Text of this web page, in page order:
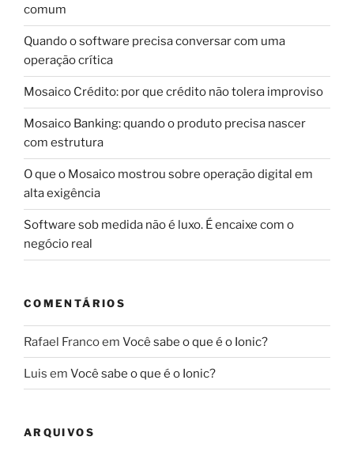
comum
Quando o software precisa conversar com uma
operação crítica
Mosaico Crédito: por que crédito não tolera improviso
Mosaico Banking: quando o produto precisa nascer
com estrutura
O que o Mosaico mostrou sobre operação digital em
alta exigência
Software sob medida não é luxo. É encaixe com o
negócio real
COMENTÁRIOS
Rafael Francoem Você sabe o que é o Ionic?
Luis em Você sabe o que é o Ionic?
ARQUIVOS